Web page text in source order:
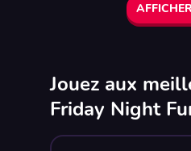
Jouez aux
Friday Night